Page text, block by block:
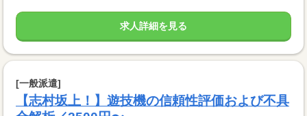
求人詳細を見る
[一般派遣]
【志村坂上！】遊技機の信頼性評価および不具